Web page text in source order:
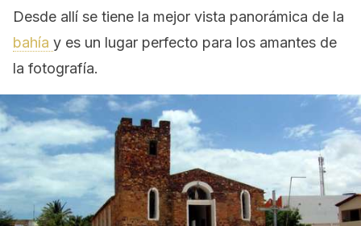
Desde allí se tiene la mejor vista panorámica de la
bahía y es un lugar perfecto para los amantes de
la fotografía.